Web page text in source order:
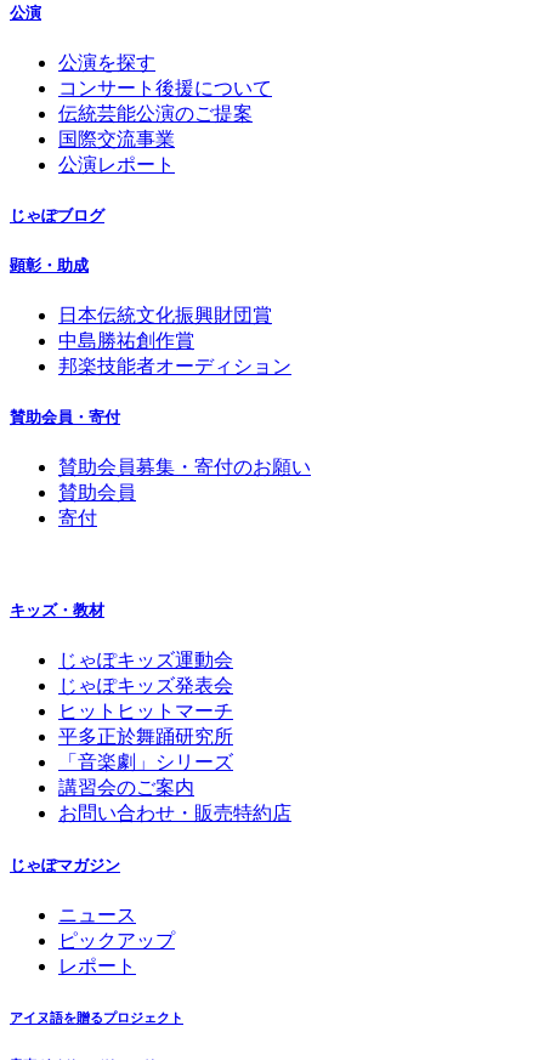
公演
公演を探す
コンサート後援について
伝統芸能公演のご提案
国際交流事業
公演レポート
じゃぽブログ
顕彰・助成
日本伝統文化振興財団賞
中島勝祐創作賞
邦楽技能者オーディション
賛助会員・寄付
賛助会員募集・寄付のお願い
賛助会員
寄付
キッズ・教材
じゃぽキッズ運動会
じゃぽキッズ発表会
ヒットヒットマーチ
平多正於舞踊研究所
「音楽劇」シリーズ
講習会のご案内
お問い合わせ・販売特約店
じゃぽマガジン
ニュース
ピックアップ
レポート
アイヌ語を贈るプロジェクト